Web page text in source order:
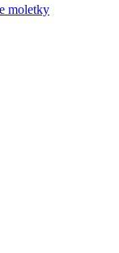
moletky